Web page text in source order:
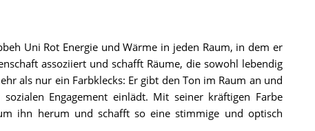
Uni Rot Energie und Wärme in jeden Raum, in dem er
assoziiert und schafft Räume, die sowohl lebendig
als nur ein Farbklecks: Er gibt den Ton im Raum an und
Engagement einlädt. Mit seiner kräftigen Farbe
ihn herum und schafft so eine stimmige und optisch